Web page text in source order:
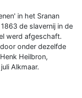
in het Sranan
de slavernij in de
werd afgeschaft.
onder dezelfde
Heilbron,
Alkmaar.